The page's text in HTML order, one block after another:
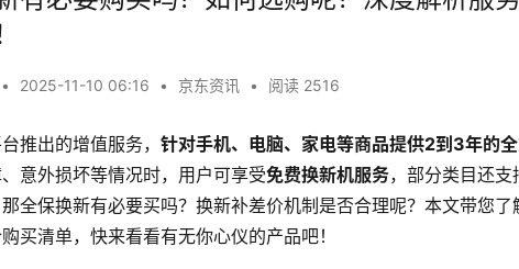
• 2025-11-10 06:16 • 京东资讯 • 阅读 2516
推出的增值服务，针对手机、电脑、家电等商品提供2到3年的
意外损坏等情况时，用户可享受免费换新机服务，部分类目还支
全保换新有必要买吗？换新补差价机制是否合理呢？本文带您了
买清单，快来看看有无你心仪的产品吧！